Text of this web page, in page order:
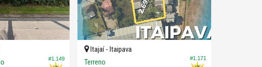
#1.149 #1.171
Itajaí - Itaipava
Terreno